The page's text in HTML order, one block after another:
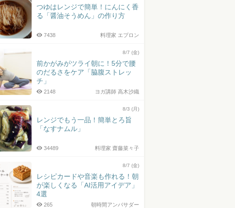
つゆはレンジで簡単！にんにく香
る「醤油そうめん」の作り方
料理家 エプロン
7438
8/7 (金)
前かがみがツライ朝に！5分で腰
のだるさをケア「脇腹ストレッ
チ」
ヨガ講師 高木沙織
2148
8/3 (月)
レンジでもう一品！簡単とろ旨
「なすナムル」
料理家 齋藤菜々子
34489
8/7 (金)
レシピカードや音楽も作れる！朝
が楽しくなる「AI活用アイデア」
4選
朝時間アンバサダー
265